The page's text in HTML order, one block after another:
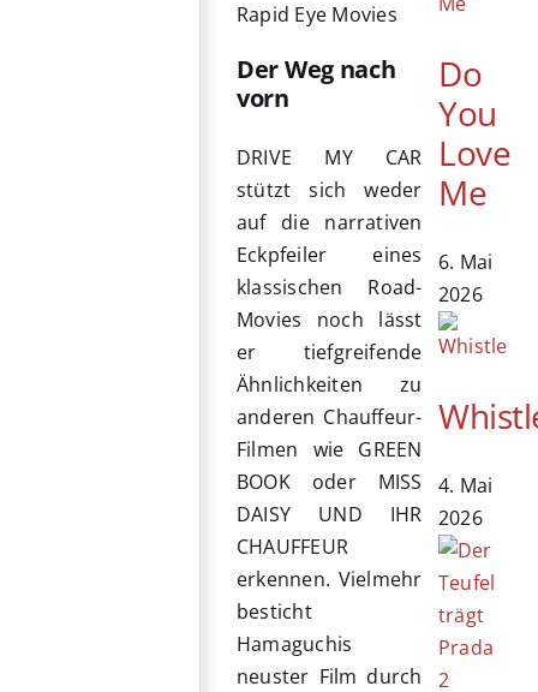
Rapid Eye Movies
Der Weg nach
vorn
DRIVE MY CAR
stützt sich weder
auf die narrativen
Eckpfeiler eines
klassischen Road-
Movies noch lässt
er tiefgreifende
Ähnlichkeiten zu
anderen Chauffeur-
Filmen wie GREEN
BOOK oder MISS
DAISY UND IHR
CHAUFFEUR
erkennen. Vielmehr
besticht
Hamaguchis
neuster Film durch
Do
You
Love
Me
6. Mai
2026
4. Mai
2026